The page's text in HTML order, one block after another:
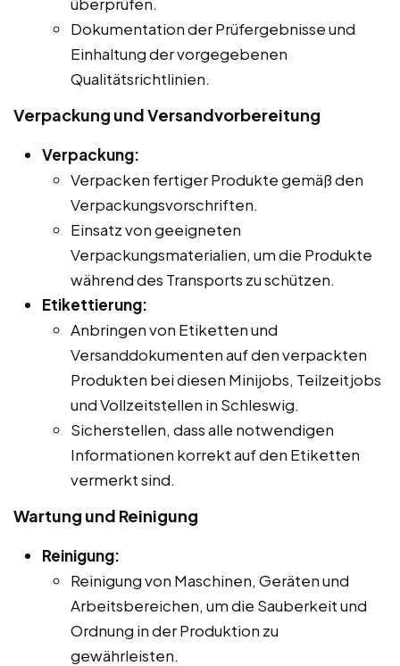
Dokumentation der Prüfergebnisse und
Einhaltung der vorgegebenen
Qualitätsrichtlinien.
Verpackung und Versandvorbereitung
Verpackung:
Verpacken fertiger Produkte gemäß den
Verpackungsvorschriften.
Einsatz von geeigneten
Verpackungsmaterialien, um die Produkte
während des Transports zu schützen.
Etikettierung:
Anbringen von Etiketten und
Versanddokumenten auf den verpackten
Produkten bei diesen Minijobs, Teilzeitjobs
und Vollzeitstellen in Schleswig.
Sicherstellen, dass alle notwendigen
Informationen korrekt auf den Etiketten
vermerkt sind.
Wartung und Reinigung
Reinigung:
Reinigung von Maschinen, Geräten und
Arbeitsbereichen, um die Sauberkeit und
Ordnung in der Produktion zu
gewährleisten.